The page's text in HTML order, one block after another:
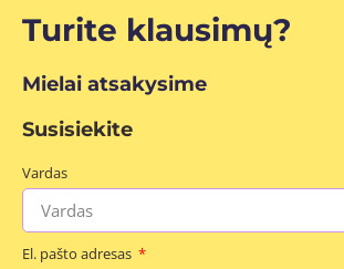
Turite klausimų?
Mielai atsakysime
Susisiekite
Vardas
El. pašto adresas